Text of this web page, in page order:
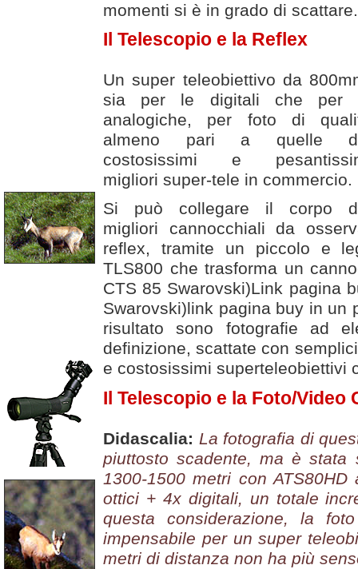
momenti si è in grado di scattare.
Il Telescopio e la Reflex
Un super teleobiettivo da
sia per le digitali che per
analogiche, per foto di
almeno pari a quelle
costosissimi e
migliori super-tele in commercio.
Si può collegare il corpo
migliori cannocchiali da
reflex, tramite un piccolo e
TLS800 che trasforma un
CTS 85 Swarovski)Link pagina
Swarovski)link pagina buy in un
risultato sono fotografie ad
definizione, scattate con
e costosissimi superteleobiettivi
Il Telescopio e la Foto/Video
Didascalia: La fotografia di
piuttosto scadente, ma è
1300-1500 metri con
ottici + 4x digitali, un totale
questa considerazione, la
impensabile per un super
metri di distanza non ha più